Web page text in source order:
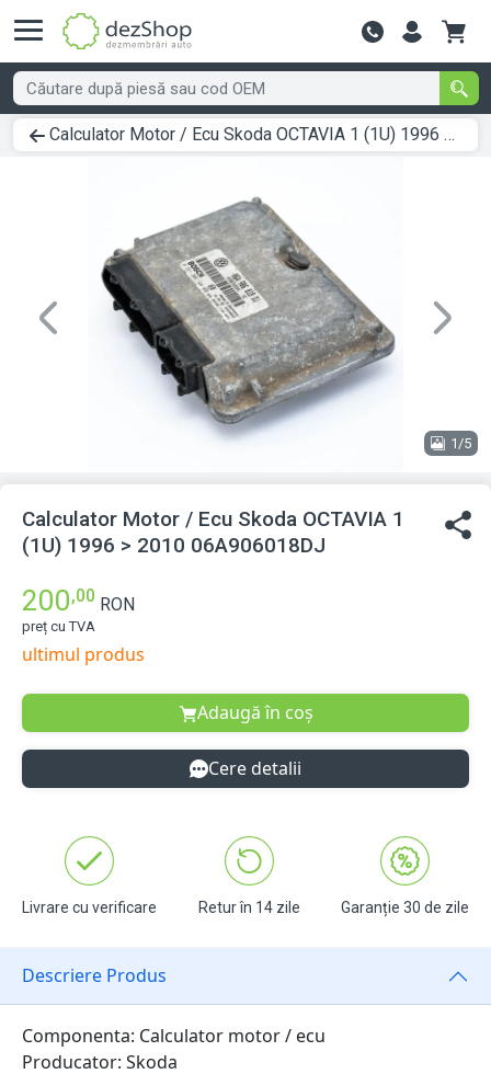
Contactează-
Calculator Motor / Ecu Skoda OCTAVIA 1 (1U) 1996 > 2010 06A906018DJ
Previous Next
1/5
Calculator Motor / Ecu Skoda OCTAVIA 1
(1U) 1996 > 2010 06A906018DJ
200,00 RON
preț cu TVA
ultimul produs
Adaugă în coș
Cere detalii
Livrare cu verificare Retur în 14 zile Garanție 30 de zile
Descriere Produs
Componenta: Calculator motor / ecu
Producator: Skoda